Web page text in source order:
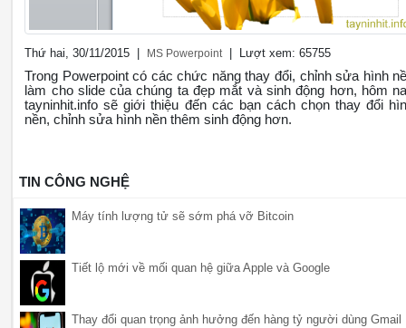
Thứ hai, 30/11/2015 | MS Powerpoint | Lượt xem: 65755
Trong Powerpoint có các chức năng thay đổi, chỉnh sửa hình
làm cho slide của chúng ta đẹp mắt và sinh động hơn, hôm
tayninhit.info sẽ giới thiệu đến các bạn cách chọn thay đổi
nền, chỉnh sửa hình nền thêm sinh động hơn.
TIN CÔNG NGHỆ
Máy tính lượng tử sẽ sớm phá vỡ Bitcoin
Tiết lộ mới về mối quan hệ giữa Apple và Google
Thay đổi quan trọng ảnh hưởng đến hàng tỷ người dùng Gmail